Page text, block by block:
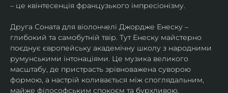
– це квінтесенція французького імпресіонізму.
Друга Соната для віолончелі Джордже Енеску –
глибокий та самобутній твір. Тут Енеску майстерно
поєднує європейську академічну школу з народними
румунськими інтонаціями. Це музика великого
масштабу, де пристрасть зрівноважена суворою
формою, а настрій коливається між споглядальним,
майже філософським спокоєм та бурхливою,